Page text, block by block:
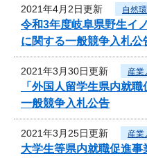
2021年4月2日更新 自然
令和3年度岐阜県野生イ
に関する一般競争入札公
2021年3月30日更新 産業
「外国人留学生県内就
一般競争入札公告
2021年3月25日更新 産業
大学生等県内就職促進